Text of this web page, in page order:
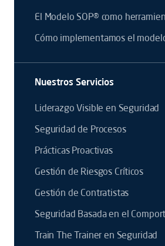
El Modelo SOP® como
Cómo implementamos el
Nuestros Servicios
Liderazgo Visible en Seguridad
Seguridad de Procesos
Prácticas Proactivas
Gestión de Riesgos Críticos
Gestión de Contratistas
Seguridad Basada en el
Train The Trainer en Seguridad